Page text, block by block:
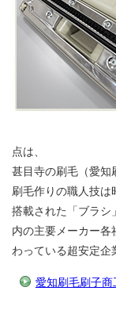
点は、
甚目寺の刷毛（愛知
刷毛作りの職人技は
搭載された「ブラシ
内の主要メーカー
わっている超安定企
愛知刷毛刷子商